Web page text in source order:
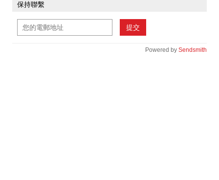
保持聯繫
提交
Powered by Sendsmith